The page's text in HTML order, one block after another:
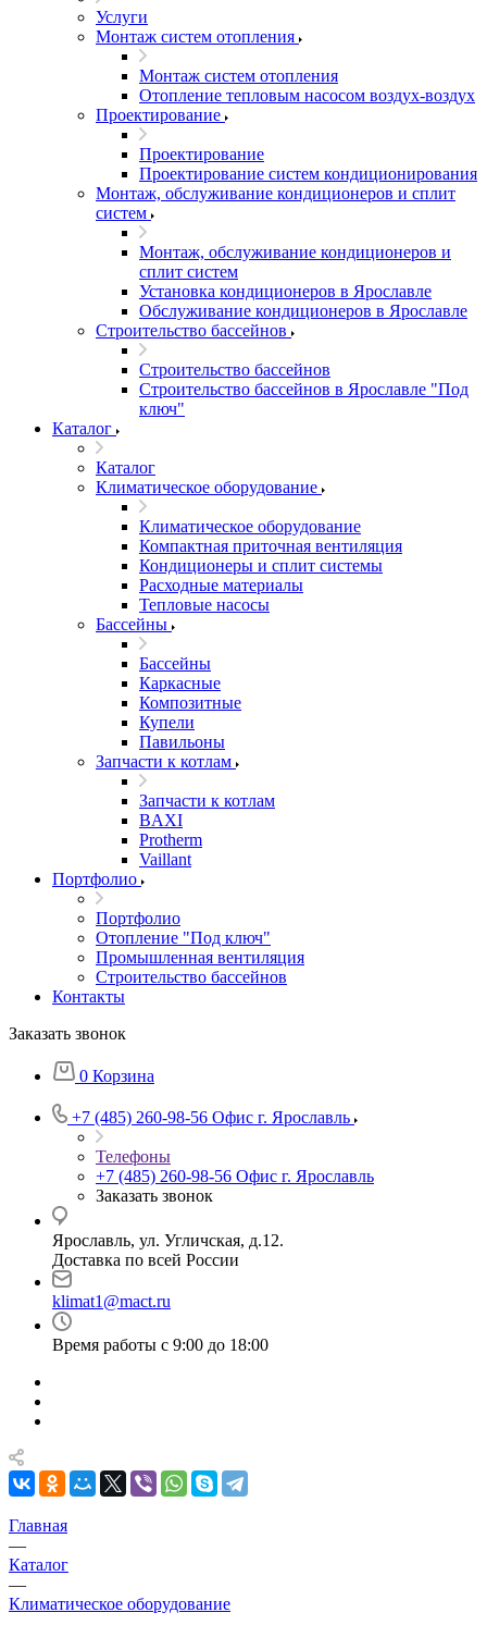
Услуги
Монтаж систем отопления
Монтаж систем отопления
Отопление тепловым насосом воздух-воздух
Проектирование
Проектирование
Проектирование систем кондиционирования
Монтаж, обслуживание кондиционеров и сплит
систем
Монтаж, обслуживание кондиционеров и
сплит систем
Установка кондиционеров в Ярославле
Обслуживание кондиционеров в Ярославле
Строительство бассейнов
Строительство бассейнов
Строительство бассейнов в Ярославле "Под
ключ"
Каталог
Каталог
Климатическое оборудование
Климатическое оборудование
Компактная приточная вентиляция
Кондиционеры и сплит системы
Расходные материалы
Тепловые насосы
Бассейны
Бассейны
Каркасные
Композитные
Купели
Павильоны
Запчасти к котлам
Запчасти к котлам
BAXI
Protherm
Vaillant
Портфолио
Портфолио
Отопление "Под ключ"
Промышленная вентиляция
Строительство бассейнов
Контакты
Заказать звонок
0 Корзина
+7 (485) 260-98-56 Офис г. Ярославль
Телефоны
+7 (485) 260-98-56 Офис г. Ярославль
Заказать звонок
Ярославль, ул. Угличская, д.12.
Доставка по всей России
klimat1@mact.ru
Время работы с 9:00 до 18:00
Главная
—
Каталог
—
Климатическое оборудование